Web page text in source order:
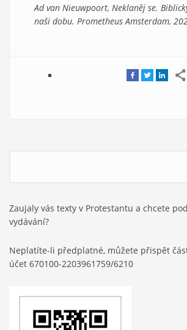
Ad van Nieuwpoort, Neklaněj se.
naši dobu. Prometheus Amsterdam,
Zaujaly vás texty v Protestantu a chcete
vydávání?
Neplatíte-li předplatné, můžete přispět
účet 670100-2203961759/6210